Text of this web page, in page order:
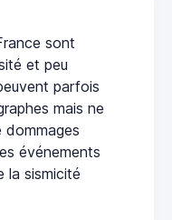
sont
et peu
parfois
mais ne
dommages
événements
la sismicité